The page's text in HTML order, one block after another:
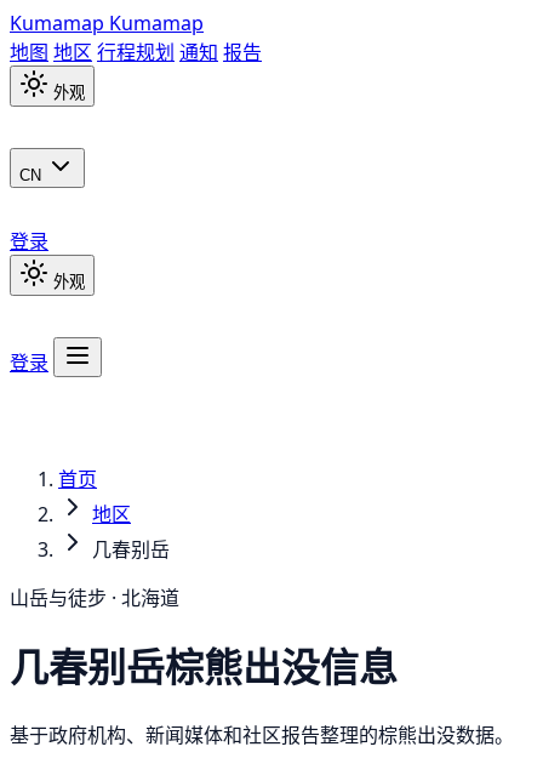
Kumamap Kumamap
地图 地区 行程规划 通知 报告
外观
CN
登录
外观
登录
首页
地区
几春别岳
山岳与徒步 · 北海道
几春别岳棕熊出没信息
基于政府机构、新闻媒体和社区报告整理的棕熊出没数据。